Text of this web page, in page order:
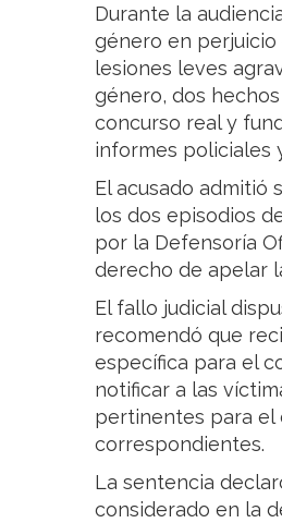
Durante la
género en perjuicio
lesiones leves
género, dos
concurso real y
informes policiales
El acusado admitió
los dos episodios
por la Defensoría
derecho de apelar
El fallo judicial
recomendó que
específica para el
notificar a las
pertinentes para el
correspondientes.
La sentencia
considerado en la